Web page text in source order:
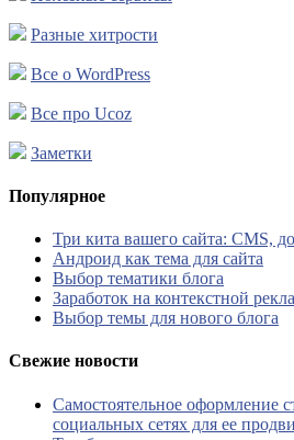
Разные хитрости
Все о WordPress
Все про Ucoz
Заметки
Популярное
Три кита вашего сайта: CMS,
Андроид как тема для сайта
Выбор тематики блога
Заработок на контекстной
Выбор темы для нового блога
Свежие новости
Самостоятельное оформление
социальных сетях для ее